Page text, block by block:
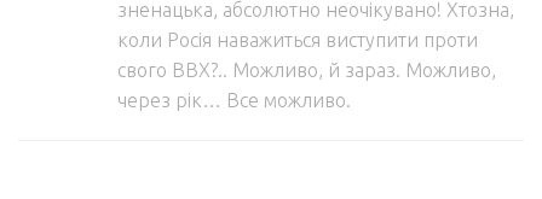
зненацька, абсолютно неочікувано! Хтозна,
коли Росія наважиться виступити проти
свого ВВХ?.. Можливо, й зараз. Можливо,
через рік… Все можливо.